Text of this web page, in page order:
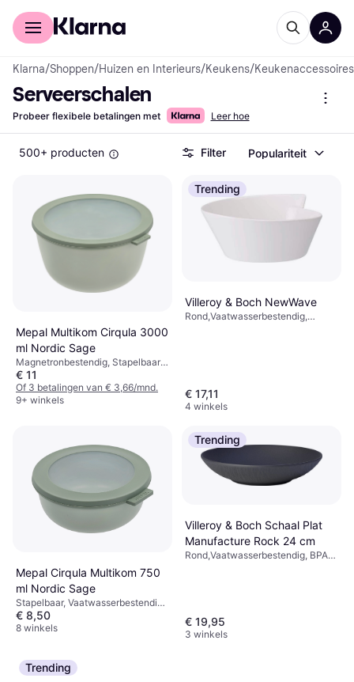
Voor shoppers
Klarna/Shoppen/Huizen en Interieurs/Keukens/Keukenaccessoires
Serveerschalen
Probeer flexibele betalingen met Leer hoe
500+ producten Filter Populariteit
Mepal Multikom Cirqula 3000
ml Nordic Sage
Magnetronbestendig, Stapelbaar,
Vriezerbestendig,
Vaatwasserbestendig, Plastic,
Groen
€ 11
Of 3 betalingen van € 3,66/mnd.
9+ winkels
Trending
Villeroy & Boch NewWave
Rond,Vaatwasserbestendig,
€ 17,11
4 winkels
Mepal Cirqula Multikom 750
ml Nordic Sage
Stapelbaar, Vaatwasserbestendig,
Vriezerbestendig,
Magnetronbestendig, Plastic,
€ 8,50
8 winkels
Trending
Villeroy & Boch Schaal Plat
Manufacture Rock 24 cm
Rond,Vaatwasserbestendig, BPA-
€ 19,95
3 winkels
Trending